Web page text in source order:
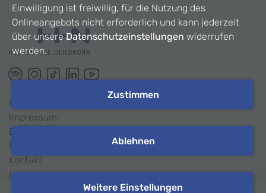
©
Impressum
Datenschutz
Barrierefreiheit
Kontakt
Intranet
Einwilligung ist freiwillig, für die Nutzung des
Onlineangebots nicht erforderlich und kann jederzeit
über unsereDatenschutzeinstellungen widerrufen
werden.
Zustimmen
Ablehnen
Weitere Einstellungen